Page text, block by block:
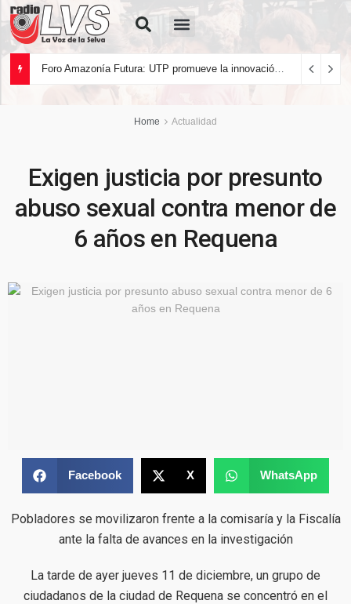
Home Actualidad
Exigen justicia por presunto
abuso sexual contra menor de
6 años en Requena
Facebook X WhatsApp
Pobladores se movilizaron frente a la comisaría y la Fiscalía
ante la falta de avances en la investigación
La tarde de ayer jueves 11 de diciembre, un grupo de
ciudadanos de la ciudad de Requena se concentró en el